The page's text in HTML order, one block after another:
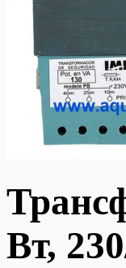
Вт,